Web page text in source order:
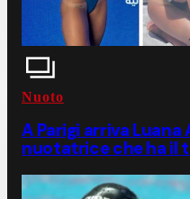
Nuoto
A Parigi arriva Luana
nuotatrice che ha il